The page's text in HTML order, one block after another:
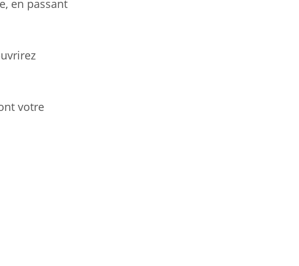
en passant
votre